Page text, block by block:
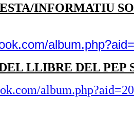
INFORMATIU
LLIBRE DEL PEP